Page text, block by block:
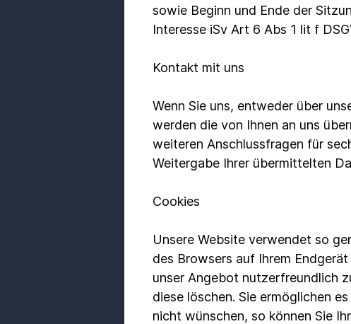
sowie Beginn und Ende der
Interesse iSv Art 6 Abs 1 lit f
Kontakt mit uns
Wenn Sie uns, entweder über
werden die von Ihnen an uns
weiteren Anschlussfragen für
Weitergabe Ihrer übermittelten
Cookies
Unsere Website verwendet so
des Browsers auf Ihrem
unser Angebot nutzerfreundlich
diese löschen. Sie ermöglichen
nicht wünschen, so können Sie